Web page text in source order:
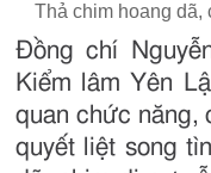
Thả chim hoang
Đồng chí
Kiểm lâm Yên
quan chức năng,
quyết liệt song